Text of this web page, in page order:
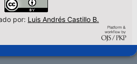
por: Luis Andrés Castillo B.